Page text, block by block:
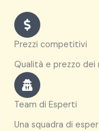
Prezzi competitivi
Qualità e prezzo dei
Team di Esperti
Una squadra di